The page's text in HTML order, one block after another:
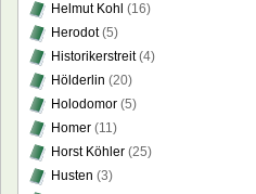
Helmut Kohl (16)
Herodot(5)
Historikerstreit(4)
Hölderlin (20)
Holodomor (5)
Homer (11)
Horst Köhler (25)
Husten (3)